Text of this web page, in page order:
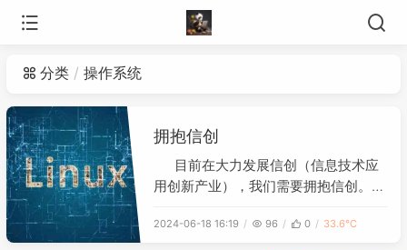
分类 操作系统
拥抱信创
目前在大力发展信创（信息技术应
用创新产业），我们需要拥抱信创。
安全测评中心测试认为安全可靠的
2024-06-18 16:19 96 0 33.6℃